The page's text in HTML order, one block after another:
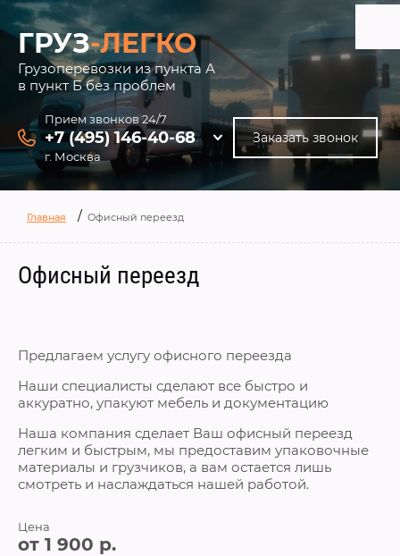
ГРУЗ-ЛЕГКО
Грузоперевозки из пункта А
в пункт Б без проблем
Прием звонков 24/7
+7 (495) 146-40-68
г. Москва
Заказать звонок
Главная / Офисный переезд
Офисный переезд
Предлагаем услугу офисного переезда
Наши специалисты сделают все быстро и
аккуратно, упакуют мебель и документацию
Наша компания сделает Ваш офисный переезд
легким и быстрым, мы предоставим упаковочные
материалы и грузчиков, а вам остается лишь
смотреть и наслаждаться нашей работой.
Цена
от 1 900 р.